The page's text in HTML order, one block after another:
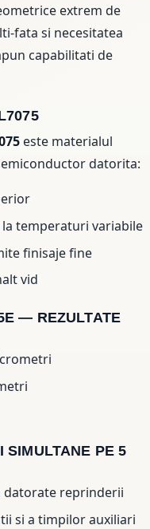
extrem de
fata si necesitatea
capabilitati de
este materialul
datorita:
temperaturi variabile
finisaje fine
vid
— REZULTATE
SIMULTANE PE 5
datorate reprinderii
si a timpilor auxiliari